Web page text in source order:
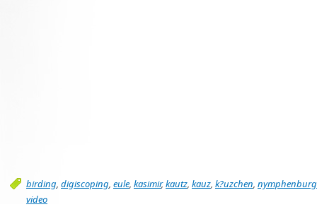
birding, digiscoping, eule, kasimir,kautz, kauz, k?uzchen,
video